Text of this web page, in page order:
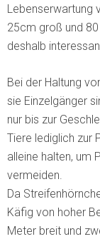
Lebenserwartung
25cm groß und
deshalb
Bei der Haltung
sie Einzelgänger
nur bis zur
Tiere lediglich zur
alleine halten, um
vermeiden.
Da
Käfig von hoher
Meter breit und